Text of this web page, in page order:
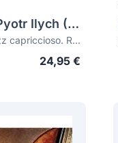
TCHAIKOVSKY, Pyotr Ilych (1840-1893)
Rococo Variations. Pezz capriccioso. Romeo and Juliet Overture. Gloriana
24,95 €